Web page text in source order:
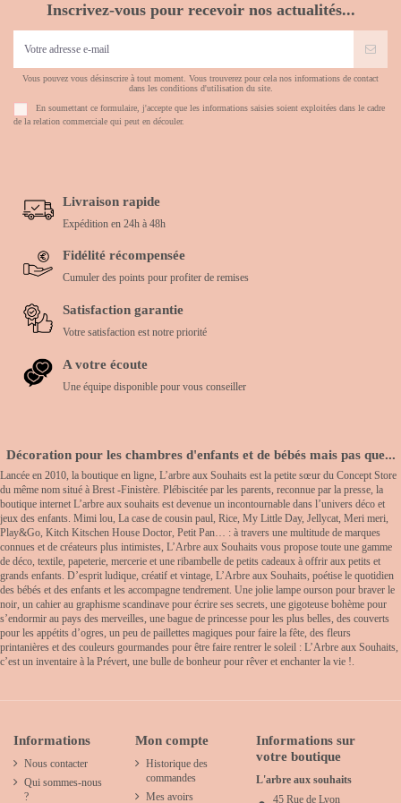
Inscrivez-vous pour recevoir nos actualités...
Vous pouvez vous désinscrire à tout moment. Vous trouverez pour cela nos informations de contact
dans les conditions d'utilisation du site.
En soumettant ce formulaire, j'accepte que les informations saisies soient exploitées dans le cadre
de la relation commerciale qui peut en découler.
Livraison rapide
Expédition en 24h à 48h
Fidélité récompensée
Cumuler des points pour profiter de remises
Satisfaction garantie
Votre satisfaction est notre priorité
A votre écoute
Une équipe disponible pour vous conseiller
Décoration pour les chambres d'enfants et de bébés mais pas que...
Lancée en 2010, la boutique en ligne, L’arbre aux Souhaits est la petite sœur du Concept Store
du même nom situé à Brest -Finistère. Plébiscitée par les parents, reconnue par la presse, la
boutique internet L’arbre aux souhaits est devenue un incontournable dans l’univers déco et
jeux des enfants. Mimi lou, La case de cousin paul, Rice, My Little Day, Jellycat, Meri meri,
Play&Go, Kitch Kitschen House Doctor, Petit Pan… : à travers une multitude de marques
connues et de créateurs plus intimistes, L’Arbre aux Souhaits vous propose toute une gamme
de déco, textile, papeterie, mercerie et une ribambelle de petits cadeaux à offrir aux petits et
grands enfants. D’esprit ludique, créatif et vintage, L’Arbre aux Souhaits, poétise le quotidien
des bébés et des enfants et les accompagne tendrement. Une jolie lampe ourson pour braver le
noir, un cahier au graphisme scandinave pour écrire ses secrets, une gigoteuse bohème pour
s’endormir au pays des merveilles, une bague de princesse pour les plus belles, des couverts
pour les appétits d’ogres, un peu de paillettes magiques pour faire la fête, des fleurs
printanières et des couleurs gourmandes pour être faire rentrer le soleil : L’Arbre aux Souhaits,
c’est un inventaire à la Prévert, une bulle de bonheur pour rêver et enchanter la vie !.
Informations
Nous contacter
Qui sommes-nous
?
Mon compte
Historique des
commandes
Mes avoirs
Informations sur
votre boutique
L'arbre aux souhaits
45 Rue de Lyon